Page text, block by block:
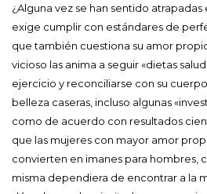
¿Alguna vez se han sentido
exige cumplir con estándares de
que también cuestiona su amor
vicioso las anima a seguir «dietas
ejercicio y reconciliarse con su
belleza caseras, incluso algunas
como de acuerdo con resultados
que las mujeres con mayor amor
convierten en imanes para hombres,
misma dependiera de encontrar a la